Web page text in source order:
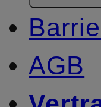
AGB